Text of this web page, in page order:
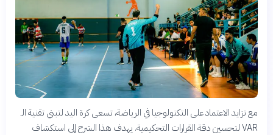
مع تزايد الاعتماد على التكنولوجيا في الرياضة، تسعى كرة اليد لتبني تقنية الـ
VAR لتحسين دقة القرارات التحكيمية. يهدف هذا الشرح إلى استكشاف